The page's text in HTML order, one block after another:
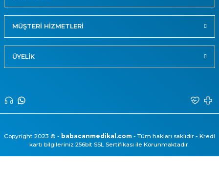
MÜŞTERİ HİZMETLERİ
ÜYELİK
Copyright 2023 © - babacanmedikal.com - Tüm hakları saklıdır - Kredi
kartı bilgileriniz 256bit SSL Sertifikası ile Korunmaktadır.